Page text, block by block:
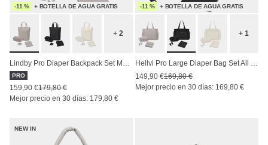
-11 % + BOTELLA DE AGUA GRATIS
+ 2
PRO
159,90 €179,80 €
Mejor precio en 30 días: 179,80 €
-11 % + BOTELLA DE AGUA GRATIS
+ 1
149,90 €169,80 €
Mejor precio en 30 días: 169,80 €
NEW IN